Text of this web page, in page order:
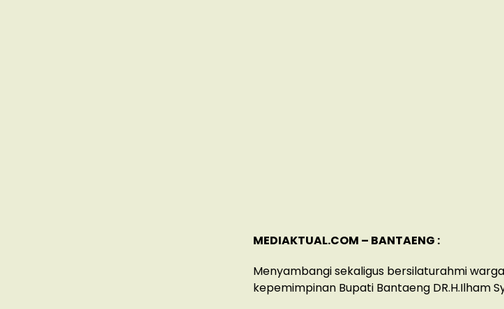
MEDIAKTUAL.COM – BANTAENG :
Menyambangi sekaligus bersilaturahmi
kepemimpinan Bupati Bantaeng DR.H.Ilham